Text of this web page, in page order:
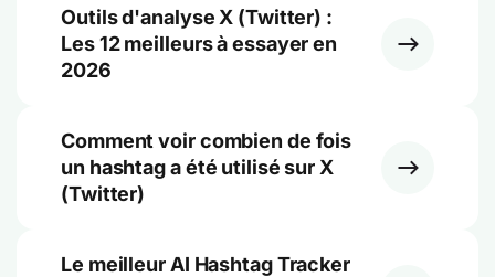
Outils d'analyse X (Twitter) :
Les 12 meilleurs à essayer en
2026
Comment voir combien de fois
un hashtag a été utilisé sur X
(Twitter)
Le meilleur AI Hashtag Tracker